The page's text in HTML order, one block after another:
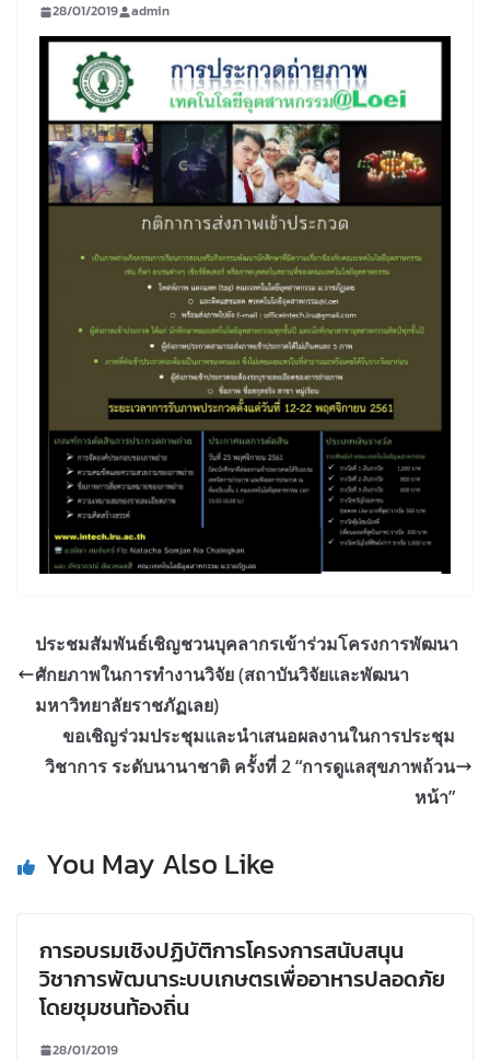
28/01/2019 admin
ประชมสัมพันธ์เชิญชวนบุคลากรเข้าร่วมโครงการพัฒนา
ศักยภาพในการทำงานวิจัย (สถาบันวิจัยและพัฒนา
มหาวิทยาลัยราชภัฏเลย)
ขอเชิญร่วมประชุมและนำเสนอผลงานในการประชุม
วิชาการ ระดับนานาชาติ ครั้งที่ 2 “การดูแลสุขภาพถ้วน
หน้า”
You May Also Like
การอบรมเชิงปฏิบัติการโครงการสนับสนุน
วิชาการพัฒนาระบบเกษตรเพื่ออาหารปลอดภัย
โดยชุมชนท้องถิ่น
28/01/2019